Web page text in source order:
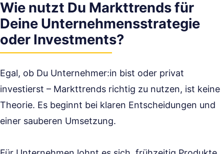
Wie nutzt Du Markttrends für
Deine Unternehmensstrategie
oder Investments?
Egal, ob Du Unternehmer:in bist oder privat
investierst – Markttrends richtig zu nutzen, ist keine
Theorie. Es beginnt bei klaren Entscheidungen und
einer sauberen Umsetzung.